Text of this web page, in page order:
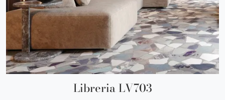
Libreria LV703